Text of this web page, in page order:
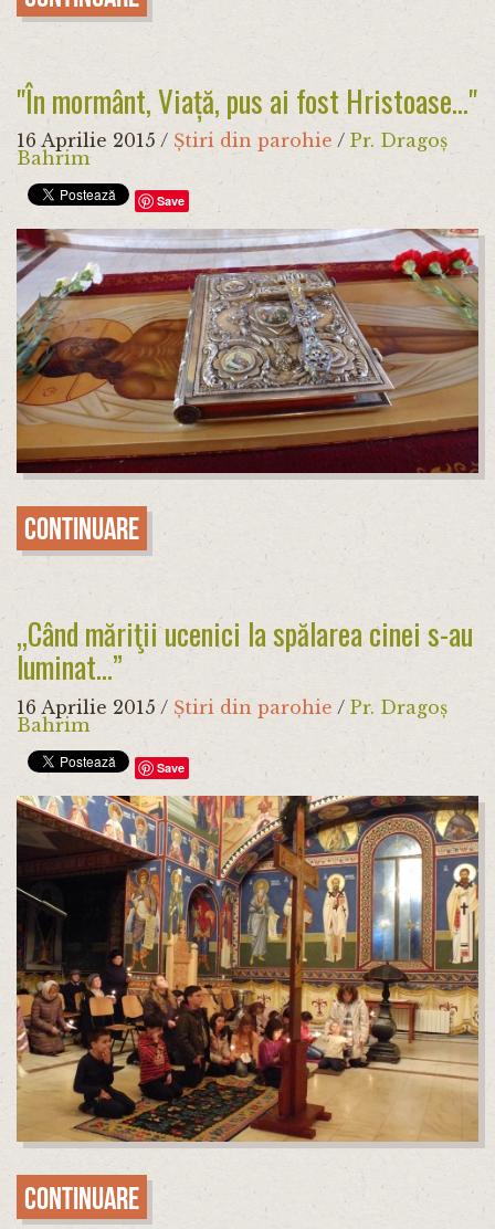
"În mormânt, Viață, pus ai fost Hristoase..."
16 Aprilie 2015 / Știri din parohie / Pr. Dragoș
Bahrim
Save
Continuare
„Când măriţii ucenici la spălarea cinei s-au
luminat...”
16 Aprilie 2015 / Știri din parohie / Pr. Dragoș
Bahrim
Save
Continuare